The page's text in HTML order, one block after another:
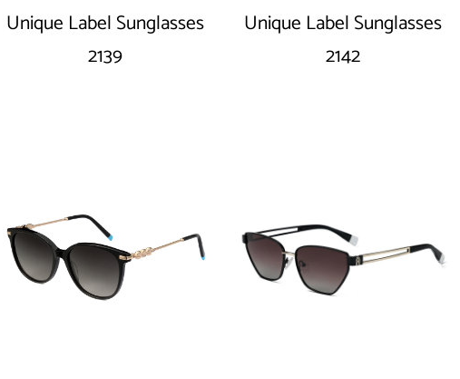
Unique Label Sunglasses
2139
Unique Label Sunglasses
2142